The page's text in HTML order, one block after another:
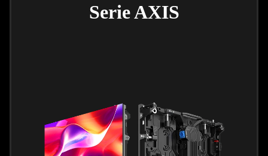
Serie AXIS